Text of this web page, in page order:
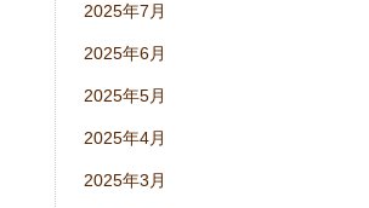
2025年7月
2025年6月
2025年5月
2025年4月
2025年3月